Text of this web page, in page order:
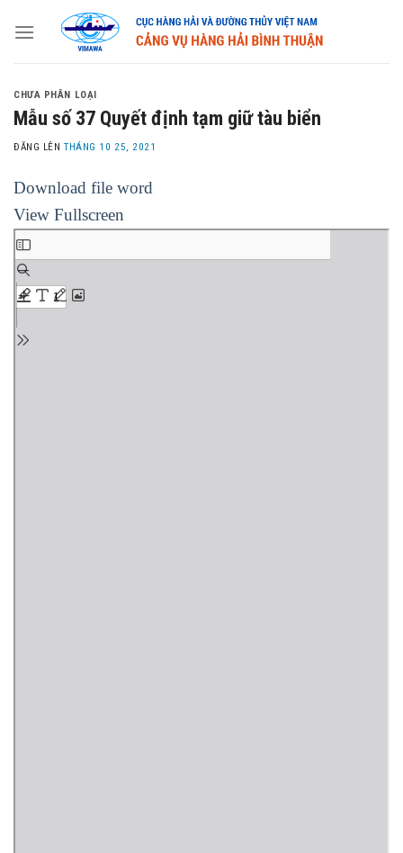
CHƯA PHÂN LOẠI
Mẫu số 37 Quyết định tạm giữ tàu biển
ĐĂNG LÊNTHÁNG 10 25, 2021
Download file word
View Fullscreen